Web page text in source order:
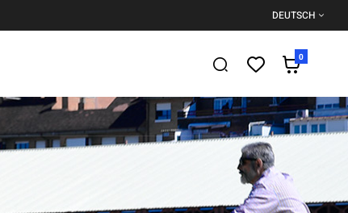
DEUTSCH
0